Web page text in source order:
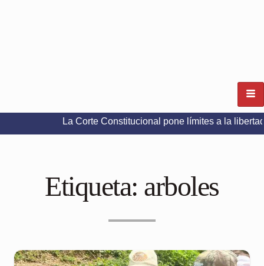
La Corte Constitucional pone límites a la libertad de
Etiqueta: arboles